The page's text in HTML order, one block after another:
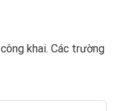
khai. Các trường